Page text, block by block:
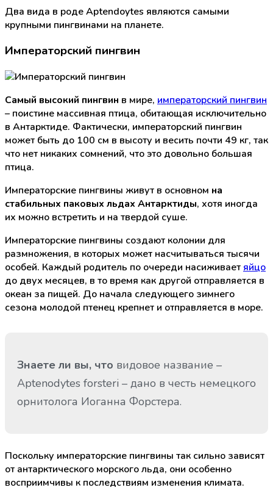
Два вида в роде Aptendoytes являются самыми
крупными пингвинами на планете.
Императорский пингвин
Самый высокий пингвин в мире, императорский пингвин
– поистине массивная птица, обитающая исключительно
в Антарктиде. Фактически, императорский пингвин
может быть до 100 см в высоту и весить почти 49 кг, так
что нет никаких сомнений, что это довольно большая
птица.
Императорские пингвины живут в основном на
стабильных паковых льдах Антарктиды, хотя иногда
их можно встретить и на твердой суше.
Императорские пингвины создают колонии для
размножения, в которых может насчитываться тысячи
особей. Каждый родитель по очереди насиживает яйцо
до двух месяцев, в то время как другой отправляется в
океан за пищей. До начала следующего зимнего
сезона молодой птенец крепнет и отправляется в море.
Знаете ли вы, что видовое название –
Aptenodytes forsteri – дано в честь немецкого
орнитолога Иоганна Форстера.
Поскольку императорские пингвины так сильно зависят
от антарктического морского льда, они особенно
восприимчивы к последствиям изменения климата.